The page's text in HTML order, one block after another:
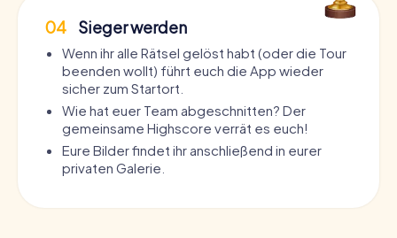
04 Sieger werden
Wenn ihr alle Rätsel gelöst habt (oder die Tour
beenden wollt) führt euch die App wieder
sicher zum Startort.
Wie hat euer Team abgeschnitten? Der
gemeinsame Highscore verrät es euch!
Eure Bilder findet ihr anschließend in eurer
privaten Galerie.